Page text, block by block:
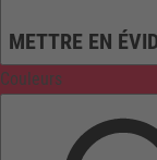
METTRE EN
Couleurs